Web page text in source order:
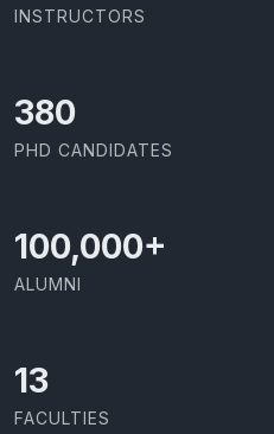
INSTRUCTORS
426
PHD CANDIDATES
100,000+
ALUMNI
13
FACULTIES